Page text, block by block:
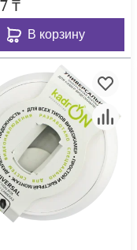
₸
В корзину